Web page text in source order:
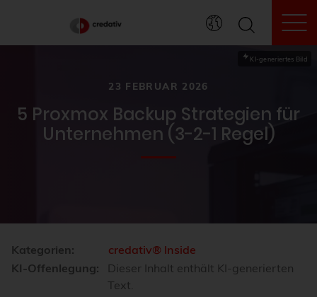
KI-generiertes Bild
23 FEBRUAR 2026
5 Proxmox Backup Strategien für
Unternehmen (3-2-1 Regel)
Kategorien:
credativ® Inside
KI-Offenlegung:
Dieser Inhalt enthält KI-generierten
Text.